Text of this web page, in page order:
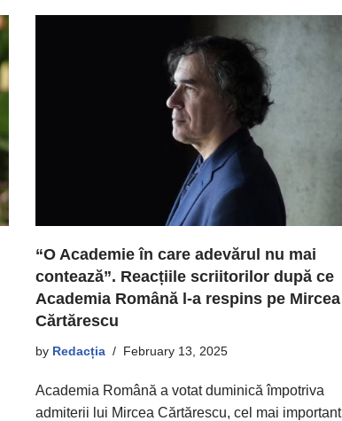
“O Academie în care adevărul nu mai
contează”. Reacțiile scriitorilor după ce
Academia Română l-a respins pe Mircea
Cărtărescu
by Redacția February 13, 2025
Academia Română a votat duminică împotriva
admiterii lui Mircea Cărtărescu, cel mai important